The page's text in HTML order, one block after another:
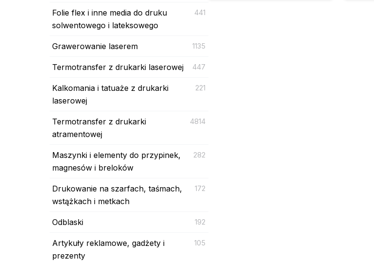
Folie flex i inne media do druku
solwentowego i lateksowego
441
Grawerowanie laserem 1135
Termotransfer z drukarki laserowej 447
Kalkomania i tatuaże z drukarki
laserowej
221
Termotransfer z drukarki
atramentowej
4814
Maszynki i elementy do przypinek,
magnesów i breloków
282
Drukowanie na szarfach, taśmach,
wstążkach i metkach
172
Odblaski 192
Artykuły reklamowe, gadżety i
prezenty
105